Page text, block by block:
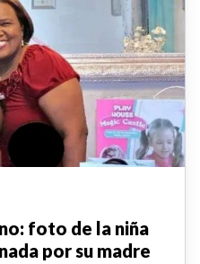
foto de la niña
por su madre